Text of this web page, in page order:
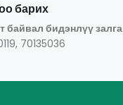
барих
байвал бидэнлүү залга
70135036